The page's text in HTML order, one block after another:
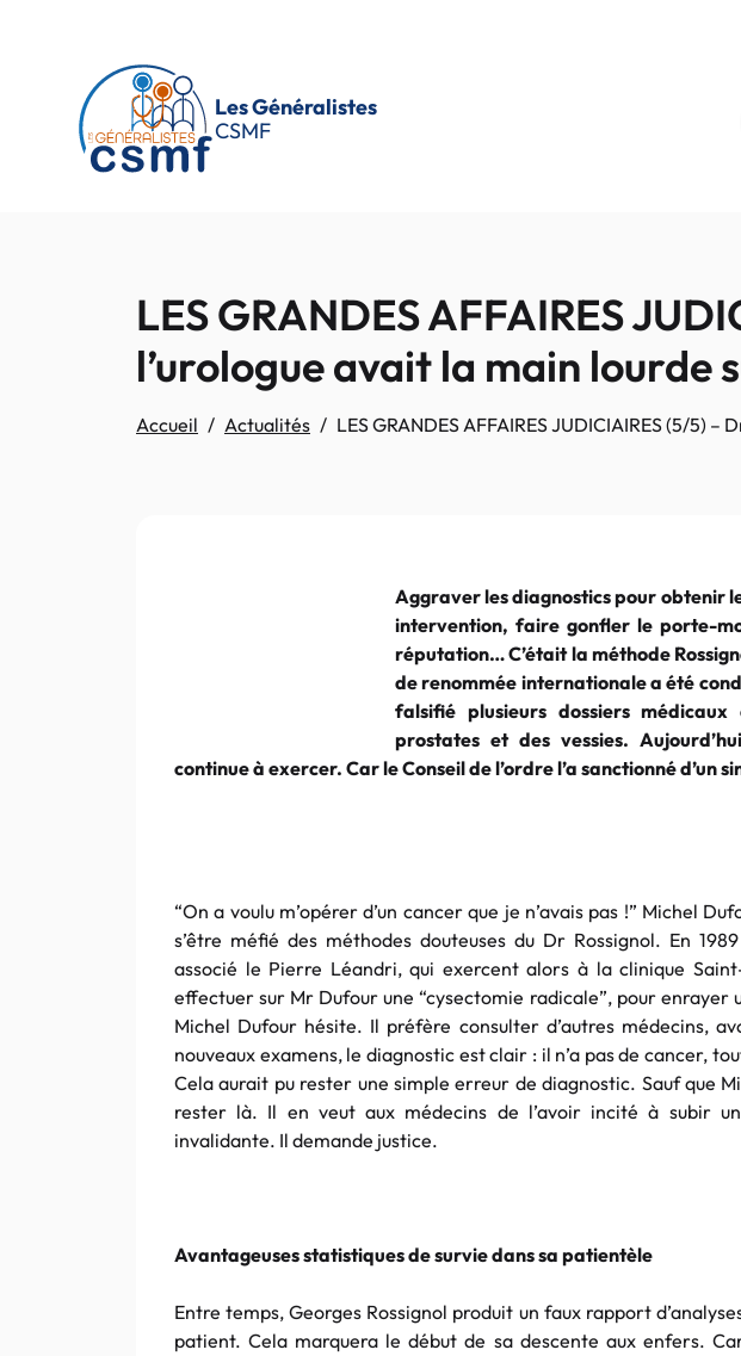
Les Généralistes
CSMF
LES GRANDES AFFAIRES
l’urologue avait la main lourde
Accueil Actualités LES GRANDES AFFAIRES JUDICIAIRES (5/5)
Aggraver les diagnostics pour obtenir
intervention, faire gonfler le porte-
réputation… C’était la méthode
de renommée internationale a été
falsifié plusieurs dossiers
prostates et des vessies.
continue à exercer. Car le Conseil de l’ordre l’a sanctionné d’un
“On a voulu m’opérer d’un cancer que je n’avais pas !” Michel
s’être méfié des méthodes douteuses du Dr Rossignol. En
associé le Pierre Léandri, qui exercent alors à la clinique
effectuer sur Mr Dufour une “cysectomie radicale”, pour enrayer
Michel Dufour hésite. Il préfère consulter d’autres médecins,
nouveaux examens, le diagnostic est clair : il n’a pas de cancer,
Cela aurait pu rester une simple erreur de diagnostic. Sauf que
rester là. Il en veut aux médecins de l’avoir incité à subir
invalidante. Il demande justice.
Avantageuses statistiques de survie dans sa patientèle
Entre temps, Georges Rossignol produit un faux rapport
patient. Cela marquera le début de sa descente aux enfers.